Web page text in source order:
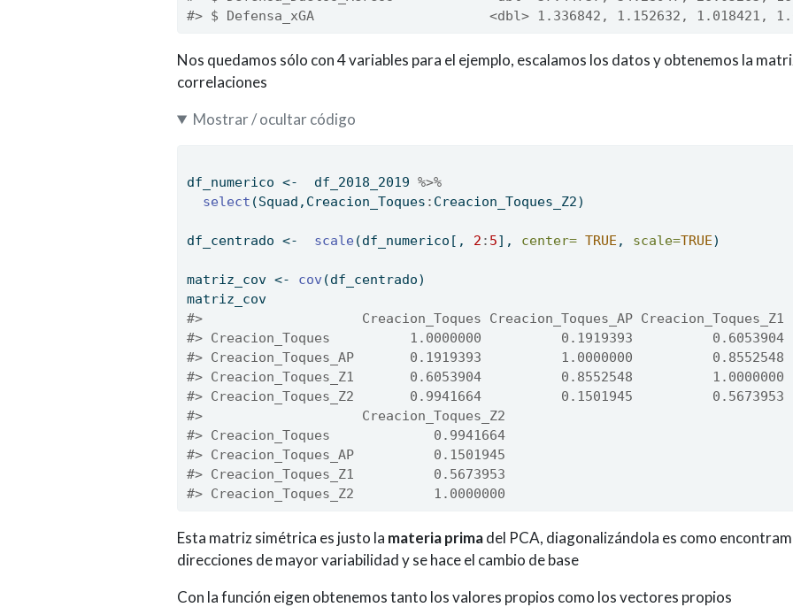
#> $ Defensa_xGA                      <dbl> 1.336842, 1.152632, 1.018421,
Nos quedamos sólo con 4 variables para el ejemplo, escalamos los datos y obtenemos la
correlaciones
Mostrar / ocultar código
df_numerico <-
  df_2018_2019
%>%
select (Squad,Creacion_Toques : Creacion_Toques_Z2)
df_centrado <- scale (df_numerico[, 2 : 5], center= TRUE , scale=TRUE)
matriz_cov <- cov (df_centrado)
matriz_cov
#>                    Creacion_Toques Creacion_Toques_AP Creacion_Toques_Z1
#> Creacion_Toques          1.0000000          0.1919393          0.6053904
#> Creacion_Toques_AP       0.1919393          1.0000000          0.8552548
#> Creacion_Toques_Z1       0.6053904          0.8552548          1.0000000
#> Creacion_Toques_Z2       0.9941664          0.1501945          0.5673953
#>                    Creacion_Toques_Z2
#> Creacion_Toques             0.9941664
#> Creacion_Toques_AP          0.1501945
#> Creacion_Toques_Z1          0.5673953
#> Creacion_Toques_Z2          1.0000000
Esta matriz simétrica es justo la materia primadel PCA, diagonalizándola es como
direcciones de mayor variabilidad y se hace el cambio de base
Con la función eigen obtenemos tanto los valores propios como los vectores propios